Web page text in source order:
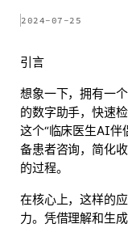
2024-07-25
引言
想象一下，拥有一
的数字助手，快速
这个“临床医生AI伴
备患者咨询，简化
的过程。
在核心上，这样的
力。凭借理解和生